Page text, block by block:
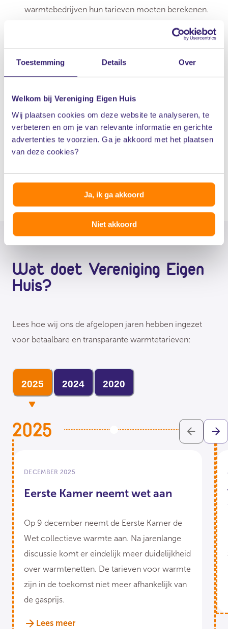
Toestemming Details Over
Welkom bij Vereniging Eigen Huis
Wij plaatsen cookies om deze website te analyseren, te
verbeteren en om je van relevante informatie en gerichte
advertenties te voorzien. Ga je akkoord met het plaatsen
van deze cookies?
Ja, ik ga akkoord
Niet akkoord
warmtebedrijven hun tarieven moeten berekenen.
manier moet gebeuren zodat ook daadwerkelijk
In aanvullend beleid moet worden uitgewerkt hoe
VvE-bestuurders ondersteuning krijgen en dat
appartementseigenaren aanspraak kunnen maken
op een gunstige lening.
Lees meer over onze inzet op dit dossier
Of zie hieronder wat de vereniging doet voor de Wcw.
Wat doet Vereniging Eigen
Huis?
Lees hoe wij ons de afgelopen jaren hebben ingezet
voor betaalbare en transparante warmtetarieven:
2025 2024 2020
2025
DECEMBER 2025
Eerste Kamer neemt wet aan
Op 9 december neemt de Eerste Kamer de
Wet collectieve warmte aan. Na jarenlange
discussie komt er eindelijk meer duidelijkheid
over warmtenetten. De tarieven voor warmte
zijn in de toekomst niet meer afhankelijk van
de gasprijs.
Lees meer